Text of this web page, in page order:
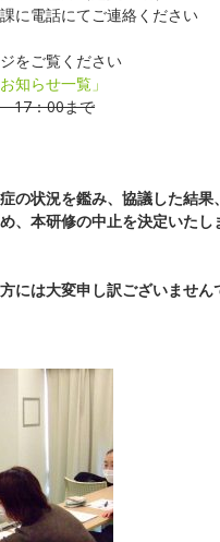
に電話にてご連絡ください
をご覧ください
知らせ一覧」
17：00まで
の状況を鑑み、協議した結
、本研修の中止を決定いた
には大変申し訳ございません